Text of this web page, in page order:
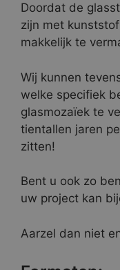
Doordat de
zijn met
makkelijk te
Wij kunnen
welke specifiek
glasmozaïek te
tientallen jaren
zitten!
Bent u ook zo
uw project kan
Aarzel dan niet